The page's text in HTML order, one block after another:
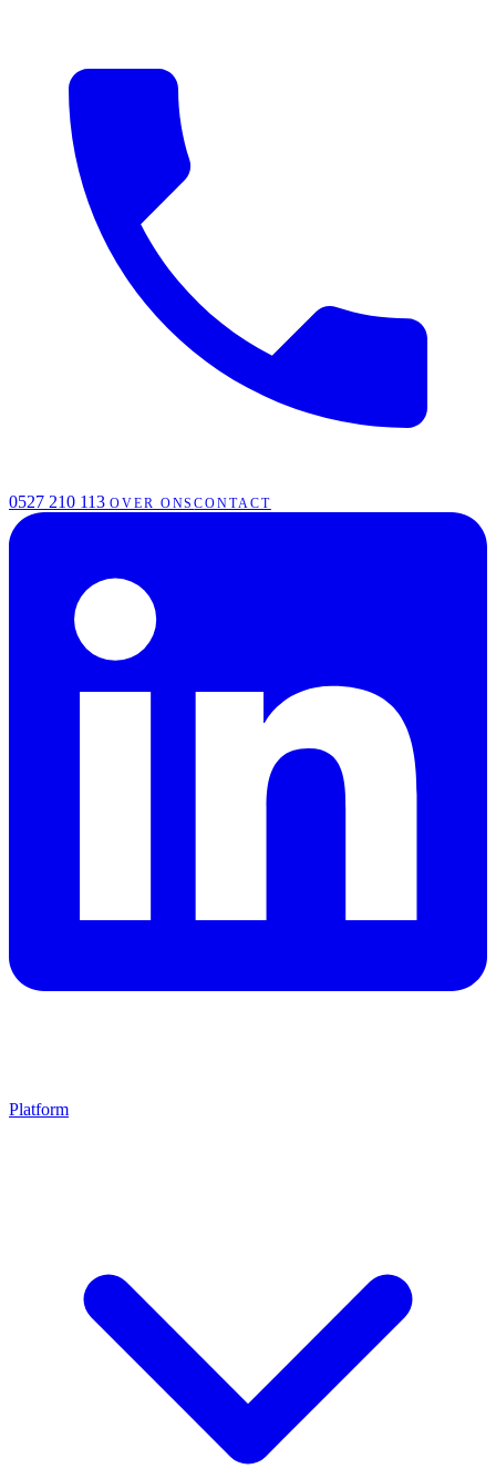
0527 210 113 OVER ONSCONTACT
Platform